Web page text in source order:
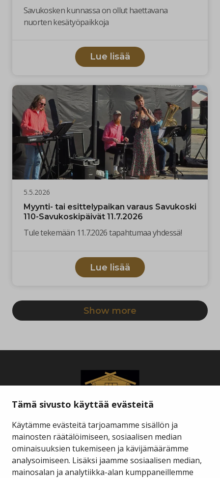
Tämä sivusto käyttää evästeitä
Käytämme evästeitä tarjoamamme sisällön ja
mainosten räätälöimiseen, sosiaalisen median
ominaisuuksien tukemiseen ja kävijämäärämme
analysoimiseen. Lisäksi jaamme sosiaalisen median,
mainosalan ja analytiikka-alan kumppaneillemme
Savukosken kunnassa on ollut haettavana
nuorten kesätyöpaikkoja
Lue lisää
5.5.2026
Myynti- tai esittelypaikan varaus Savukoski
110-Savukoskipäivät 11.7.2026
Tule tekemään 11.7.2026 tapahtumaa yhdessä!
Lue lisää
Savukosken kunta